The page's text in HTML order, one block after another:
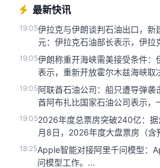
最新快讯
19:05伊拉克与伊朗谈判石油出口，
元：伊拉克石油部长表示，伊拉
以允许伊拉克石油出...
19:05伊朗称重开海峡需美接受条件：
表示，重新开放霍尔木兹海峡取
条件，与伊朗当前与阿...
19:05阿联酋石油公司：船只遭导弹袭
酋阿布扎比国家石油公司表示，
尔木兹海峡时遭导弹袭...
19:052026年度总票房突破240亿：
月8日，2026年度大盘票房（含
驰人生3...
18:25Apple智能对接阿里千问模型：
问模型工作。...